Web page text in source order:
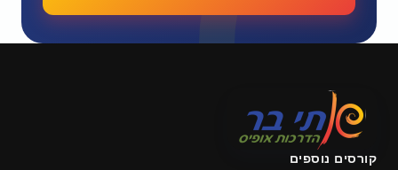
קורסים נוספים